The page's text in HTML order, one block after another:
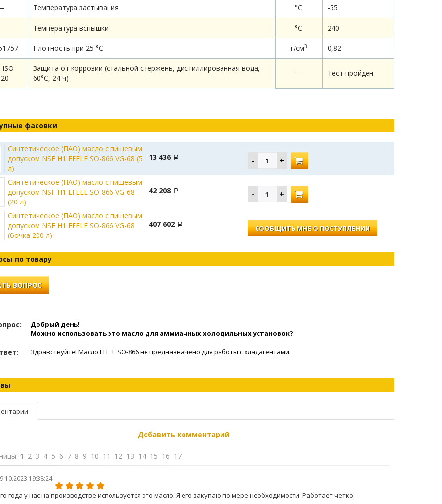
Температура застывания °С -55
Температура вспышки °C 240
Плотность при 25 °С г/см3 0,82
ISO
Защита от коррозии (стальной стержень, дистиллированная вода,
60°С, 24 ч)
— Тест пройден
фасовки
Синтетическое (ПАО) масло с пищевым
допуском NSF H1 EFELE SO-866 VG-68 (5
л)
13 436
Синтетическое (ПАО) масло с пищевым
допуском NSF H1 EFELE SO-866 VG-68
(20 л)
42 208
Синтетическое (ПАО) масло с пищевым
допуском NSF H1 EFELE SO-866 VG-68
(бочка 200 л)
407 602 СООБЩИТЬ МНЕ О ПОСТУПЛЕНИИ
по товару
ВОПРОС
Добрый день!
Можно использовать это масло для аммиачных холодильных установок?
Здравствуйте! Масло EFELE SO-866 не предназначено для работы с хладагентами.
Добавить комментарий
1 2 3 4 5 6 7 8 9 10 11 12 13 14 15 16 17
19:38:24
года у нас на производстве используется это масло. Я его закупаю по мере необходимости. Работает четко.